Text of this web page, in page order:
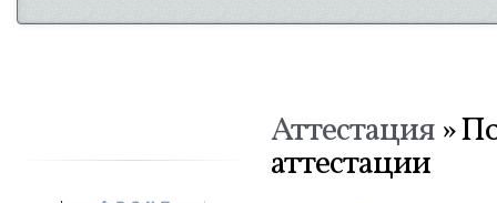
Аттестация»
аттестации